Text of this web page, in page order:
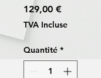
129,00 €Prix
TVA Incluse
Quantité *